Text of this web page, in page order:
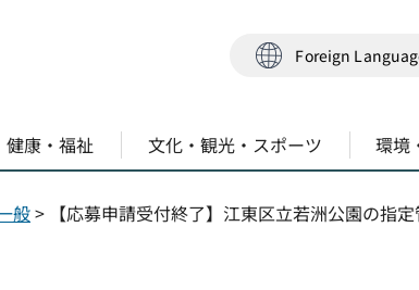
Foreign
健康・福祉 文化・観光・スポーツ 環境
般> 【応募申請受付終了】江東区立若洲公園の指